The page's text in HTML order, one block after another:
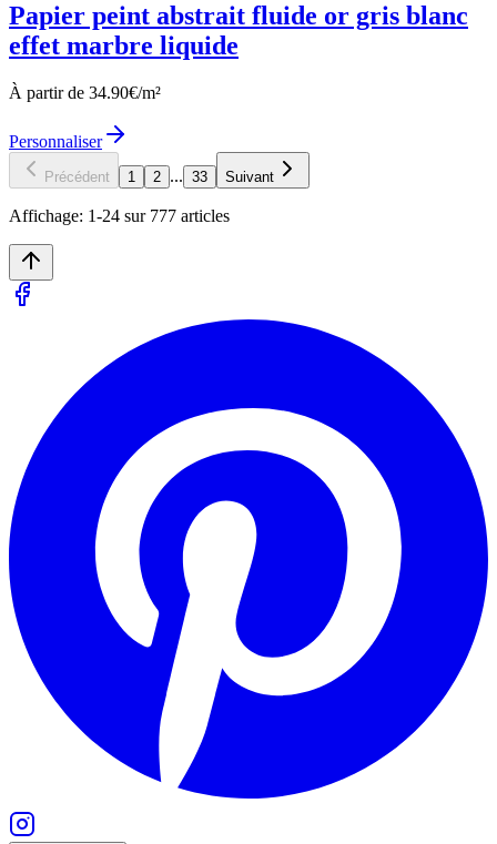
Papier peint abstrait fluide or gris blanc
effet marbre liquide
À partir de 34.90€/m²
Personnaliser
Précédent 1 2 ... 33 Suivant
Affichage: 1-24 sur 777 articles